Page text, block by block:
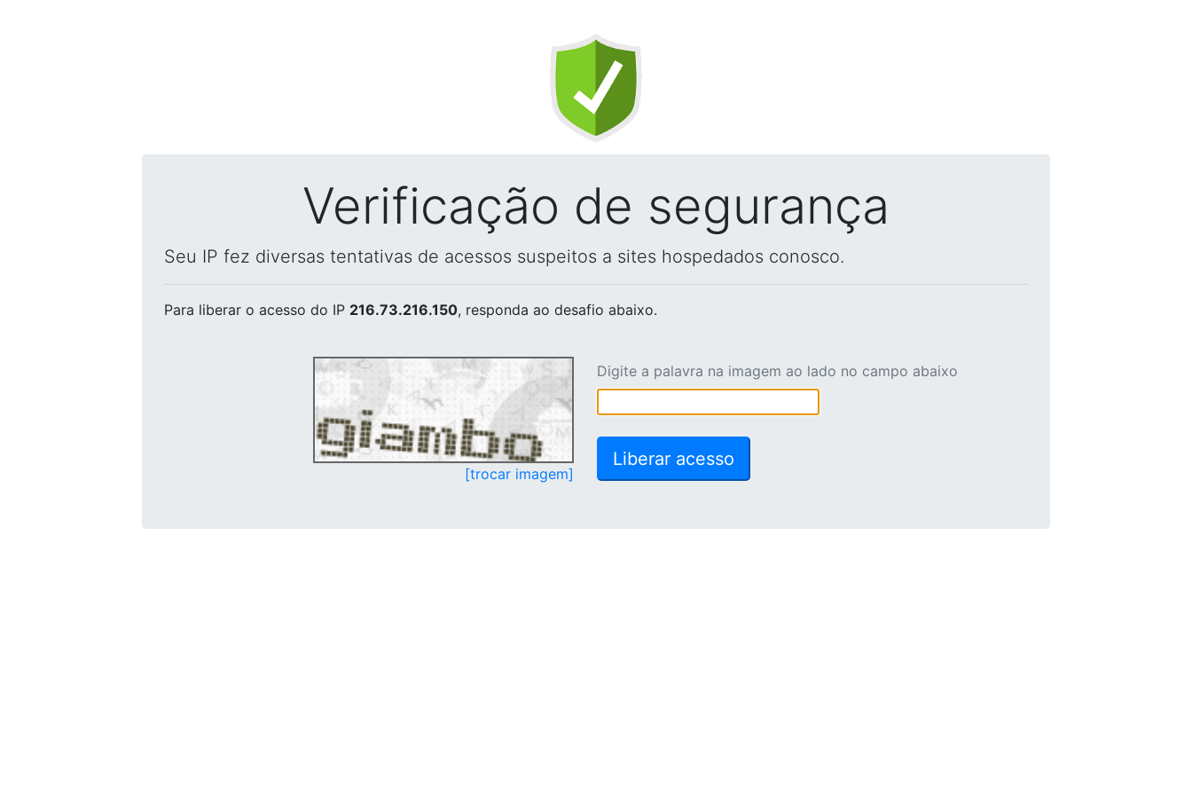
Verificação de segurança
Seu IP fez diversas tentativas de acessos suspeitos a sites hospedados conosco.
Para liberar o acesso do IP 216.73.216.150, responda ao desafio abaixo.
[trocar imagem]
Digite a palavra na imagem ao lado no campo abaixo